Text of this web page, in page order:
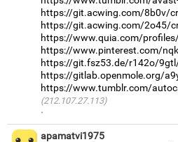
https://git.acwing.com/8b0v/
https://git.acwing.com/2o45/
https://www.quia.com/
https://www.pinterest.com/
https://git.fsz53.de/r142o/
https://gitlab.openmole.org/
https://www.tumblr.com/
(212.107.27.113)
·
apamatvi1975